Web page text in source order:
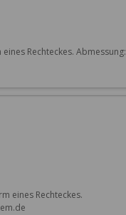
Rechteckes. Abmessung:
eines Rechteckes.